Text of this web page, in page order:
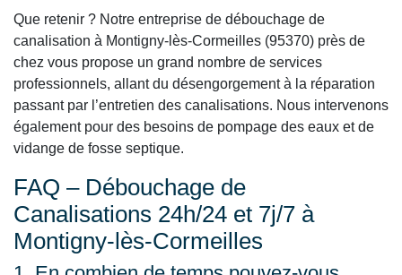
Que retenir ? Notre entreprise de débouchage de
canalisation à Montigny-lès-Cormeilles (95370) près de
chez vous propose un grand nombre de services
professionnels, allant du désengorgement à la réparation
passant par l’entretien des canalisations. Nous intervenons
également pour des besoins de pompage des eaux et de
vidange de fosse septique.
FAQ – Débouchage de
Canalisations 24h/24 et 7j/7 à
Montigny-lès-Cormeilles